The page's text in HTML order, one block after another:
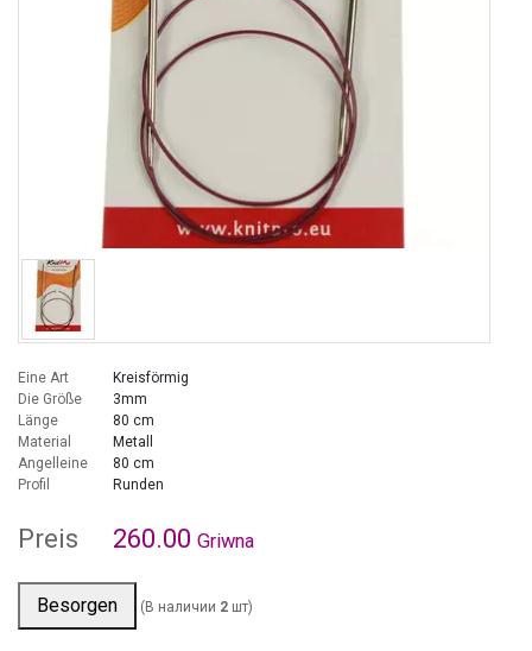
Eine Art
Kreisförmig
Die Größe
3mm
Länge
80 cm
Material
Metall
Angelleine
80 cm
Profil
Runden
Preis 260.00 Griwna
Besorgen (В наличии 2 шт)